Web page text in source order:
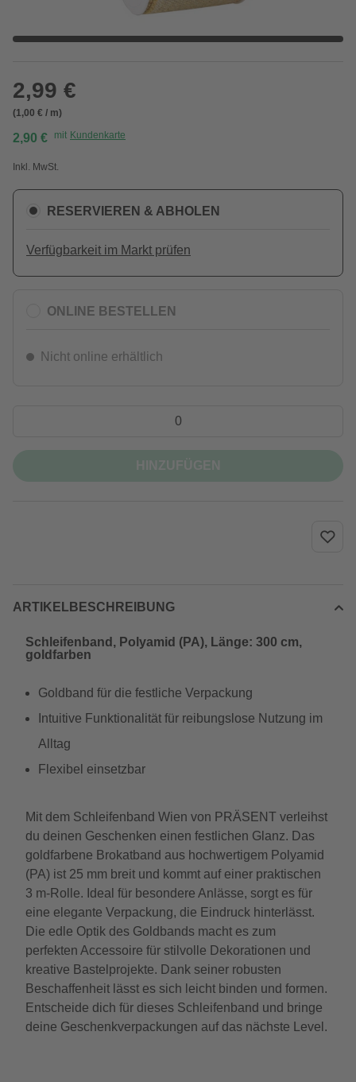
2,99 €
(1,00 € / m)
2,90 € mit Kundenkarte
Inkl. MwSt.
RESERVIEREN & ABHOLEN
Verfügbarkeit im Markt prüfen
ONLINE BESTELLEN
Nicht online erhältlich
ARTIKELBESCHREIBUNG
Schleifenband, Polyamid (PA), Länge: 300 cm,
goldfarben
Goldband für die festliche Verpackung
Intuitive Funktionalität für reibungslose Nutzung im
Alltag
Flexibel einsetzbar
Mit dem Schleifenband Wien von PRÄSENT verleihst
du deinen Geschenken einen festlichen Glanz. Das
goldfarbene Brokatband aus hochwertigem Polyamid
(PA) ist 25 mm breit und kommt auf einer praktischen
3 m-Rolle. Ideal für besondere Anlässe, sorgt es für
eine elegante Verpackung, die Eindruck hinterlässt.
Die edle Optik des Goldbands macht es zum
perfekten Accessoire für stilvolle Dekorationen und
kreative Bastelprojekte. Dank seiner robusten
Beschaffenheit lässt es sich leicht binden und formen.
Entscheide dich für dieses Schleifenband und bringe
deine Geschenkverpackungen auf das nächste Level.